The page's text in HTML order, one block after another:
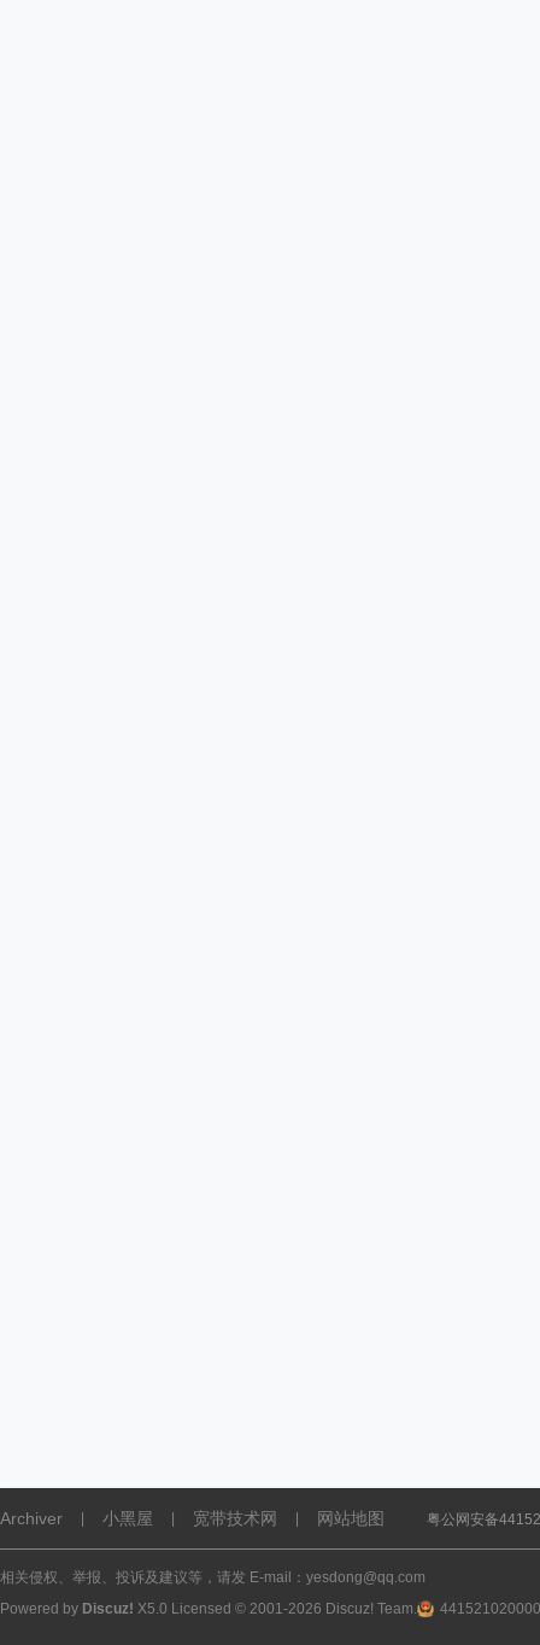
Archiver 小黑屋 宽带技术网 网站地图 粤公网安备
相关侵权、举报、投诉及建议等，请发 E-mail：yesdong@qq.com
Powered by Discuz! X5.0 Licensed © 2001-2026 Discuz! Team.